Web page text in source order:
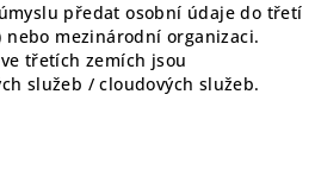
předat osobní údaje do třetí
nebo mezinárodní organizaci.
třetích zemích jsou
služeb / cloudových služeb.